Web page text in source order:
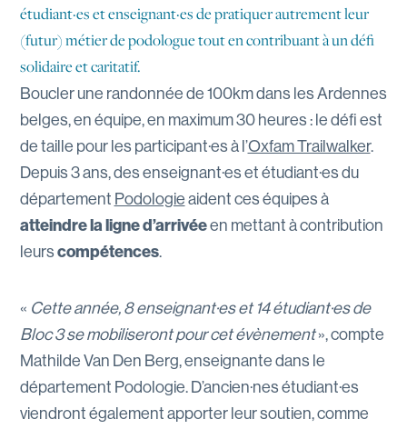
étudiant·es et enseignant·es de pratiquer autrement leur
(futur) métier de podologue tout en contribuant à un défi
solidaire et caritatif.
Boucler une randonnée de 100km dans les Ardennes
belges, en équipe, en maximum 30 heures : le défi est
de taille pour les participant·es à l’Oxfam Trailwalker.
Depuis 3 ans, des enseignant·es et étudiant·es du
département Podologieaident ces équipes à
atteindre la ligne d’arrivéeen mettant à contribution
leurscompétences.
« Cette année, 8 enseignant·es et 14 étudiant·es de
Bloc 3 se mobiliseront pour cet évènement», compte
Mathilde Van Den Berg, enseignante dans le
département Podologie. D’ancien·nes étudiant·es
viendront également apporter leur soutien, comme